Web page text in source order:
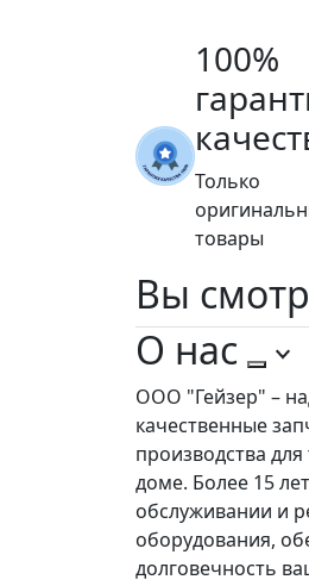
100%
Только
товары
Вы
О нас
ООО "Гейзер" –
качественные
производства
доме. Более 15
обслуживании и
оборудования,
долговечность